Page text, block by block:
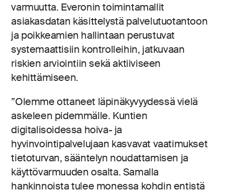
varmuutta. Everonin toimintamallit
asiakasdatan käsittelystä palvelutuotantoon
ja poikkeamien hallintaan perustuvat
systemaattisiin kontrolleihin, jatkuvaan
riskien arviointiin sekä aktiiviseen
kehittämiseen.
”Olemme ottaneet läpinäkyvyydessä vielä
askeleen pidemmälle. Kuntien
digitalisoidessa hoiva- ja
hyvinvointipalvelujaan kasvavat vaatimukset
tietoturvan, sääntelyn noudattamisen ja
käyttövarmuuden osalta. Samalla
hankinnoista tulee monessa kohdin entistä